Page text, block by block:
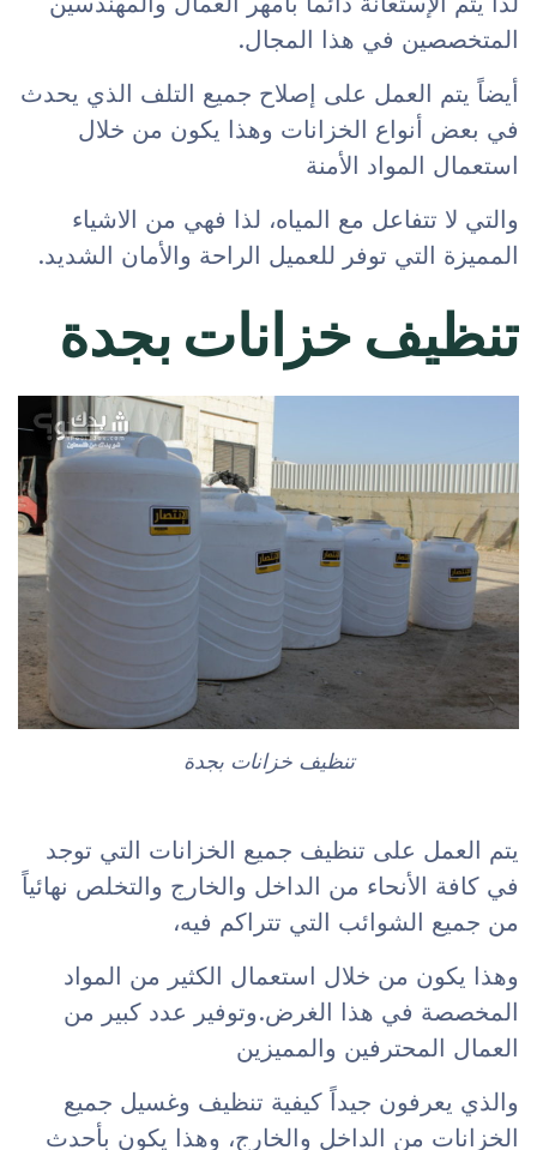
المتخصصين في هذا المجال.
أيضاً يتم العمل على إصلاح جميع التلف الذي يحدث
في بعض أنواع الخزانات وهذا يكون من خلال
استعمال المواد الأمنة
والتي لا تتفاعل مع المياه، لذا فهي من الاشياء
المميزة التي توفر للعميل الراحة والأمان الشديد.
تنظيف خزانات بجدة
تنظيف خزانات بجدة
يتم العمل على تنظيف جميع الخزانات التي توجد
في كافة الأنحاء من الداخل والخارج والتخلص نهائياً
من جميع الشوائب التي تتراكم فيه،
وهذا يكون من خلال استعمال الكثير من المواد
المخصصة في هذا الغرض.وتوفير عدد كبير من
العمال المحترفين والمميزين
والذي يعرفون جيداً كيفية تنظيف وغسيل جميع
الخزانات من الداخل والخارج، وهذا يكون بأحدث